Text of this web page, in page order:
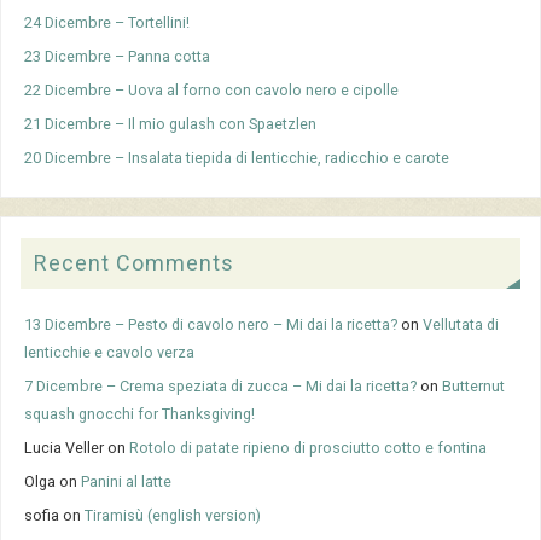
24 Dicembre – Tortellini!
23 Dicembre – Panna cotta
22 Dicembre – Uova al forno con cavolo nero e cipolle
21 Dicembre – Il mio gulash con Spaetzlen
20 Dicembre – Insalata tiepida di lenticchie, radicchio e carote
Recent Comments
13 Dicembre – Pesto di cavolo nero – Mi dai la ricetta? onVellutata di
lenticchie e cavolo verza
7 Dicembre – Crema speziata di zucca – Mi dai la ricetta? onButternut
squash gnocchi for Thanksgiving!
Lucia Veller onRotolo di patate ripieno di prosciutto cotto e fontina
Olga onPanini al latte
sofia onTiramisù (english version)